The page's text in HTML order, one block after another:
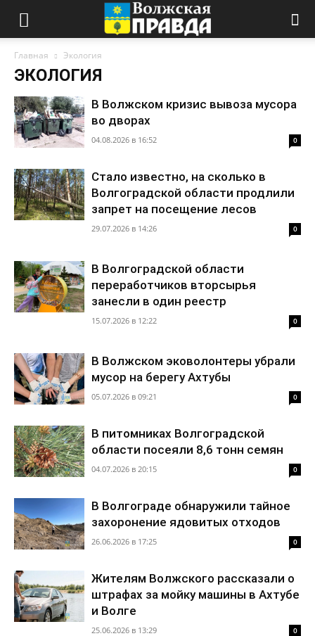
Главная Экология
ЭКОЛОГИЯ
В Волжском кризис вывоза мусора
во дворах
04.08.2026 в 16:52 0
Стало известно, на сколько в
Волгоградской области продлили
запрет на посещение лесов
29.07.2026 в 14:26 0
В Волгоградской области
переработчиков вторсырья
занесли в один реестр
15.07.2026 в 12:22 0
В Волжском эковолонтеры убрали
мусор на берегу Ахтубы
05.07.2026 в 09:21 0
В питомниках Волгоградской
области посеяли 8,6 тонн семян
04.07.2026 в 20:15 0
В Волгограде обнаружили тайное
захоронение ядовитых отходов
26.06.2026 в 17:25 0
Жителям Волжского рассказали о
штрафах за мойку машины в Ахтубе
и Волге
25.06.2026 в 13:29 0